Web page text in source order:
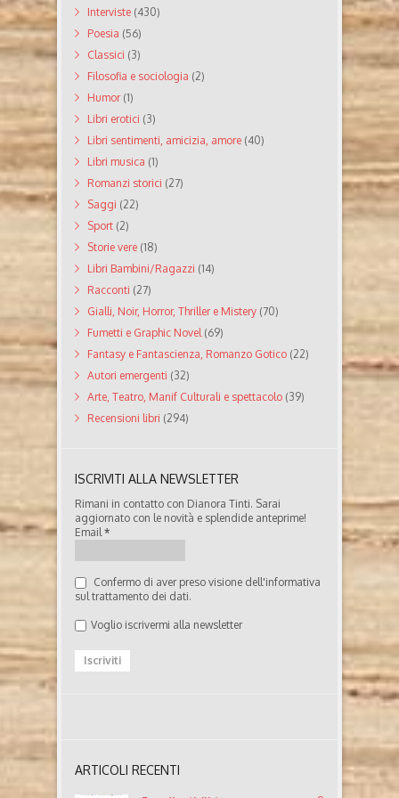
Interviste (430)
Poesia (56)
Classici (3)
Filosofia e sociologia (2)
Humor(1)
Libri erotici (3)
Libri sentimenti, amicizia, amore (40)
Libri musica (1)
Romanzi storici (27)
Saggi (22)
Sport (2)
Storie vere (18)
Libri Bambini/Ragazzi (14)
Racconti (27)
Gialli, Noir, Horror, Thriller e Mistery (70)
Fumetti e Graphic Novel(69)
Fantasy e Fantascienza, Romanzo Gotico (22)
Autori emergenti (32)
Arte, Teatro, Manif Culturali e spettacolo (39)
Recensioni libri (294)
ISCRIVITI ALLA NEWSLETTER
Rimani in contatto con Dianora Tinti. Sarai
aggiornato con le novità e splendide anteprime!
Email*
Confermo di aver preso visione dell'informativa
sul trattamento dei dati.
Voglio iscrivermi alla newsletter
ARTICOLI RECENTI